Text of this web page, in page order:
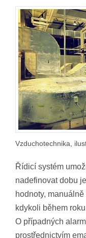
Vzduchotechnika,
Řídicí systém
nadefinovat dobu
hodnoty,
kdykoli během
O případných
prostřednictvím